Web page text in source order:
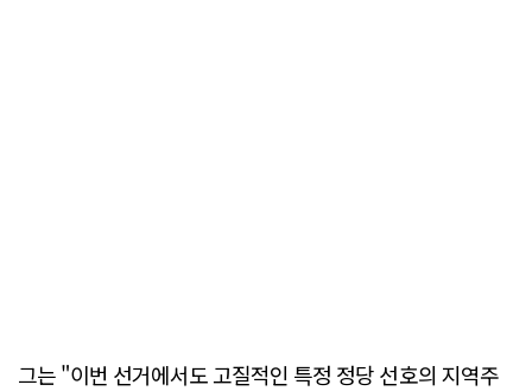
그는 "이번 선거에서도 고질적인 특정 정당 선호의 지역주